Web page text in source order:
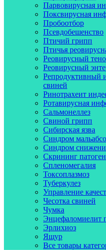
Парвовирусная
Поксвирусная
Пробоотбор
Псевдобешенство
Птичий грипп
Птичья
Реовирусный
Реовирусный
Репродуктивный
свиней
Ринотрахеит
Ротавирусная
Сальмонеллез
Свиной грипп
Сибирская язва
Синдром
Синдром
Скрининг
Спленомегалия
Токсоплазмоз
Туберкулез
Управление
Чесотка свиней
Чумка
Энцефаломиелит
Эрлихиоз
Ящур
Все товары